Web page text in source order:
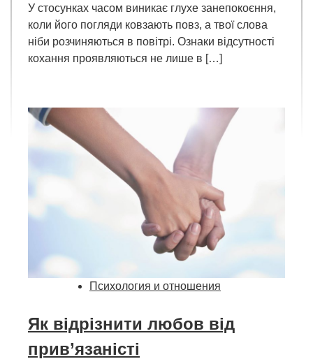
У стосунках часом виникає глухе занепокоєння,
коли його погляди ковзають повз, а твої слова
ніби розчиняються в повітрі. Ознаки відсутності
кохання проявляються не лише в […]
Психология и отношения
Як відрізнити любов від
прив’язаністі